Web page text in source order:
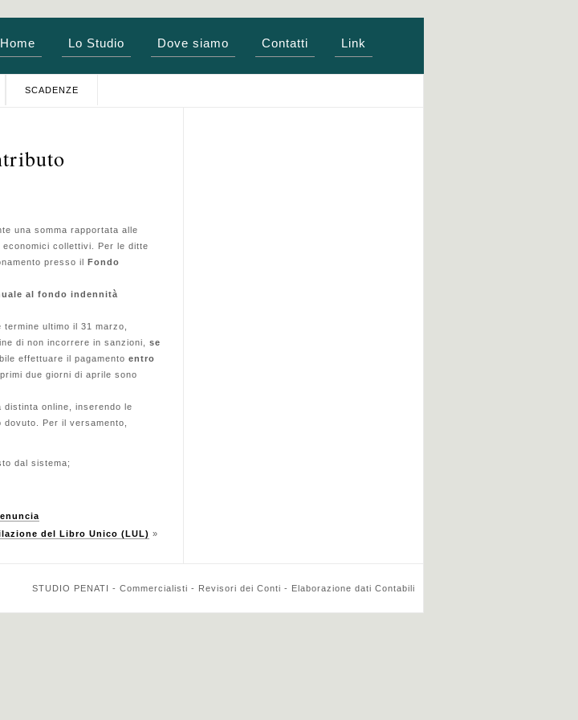
Home Lo Studio Dove siamo Contatti Link
SCADENZE
una somma rapportata alle
collettivi. Per le ditte
presso il Fondo
al fondo indennità
ultimo il 31 marzo,
di non incorrere in sanzioni, se
effettuare il pagamento entro
due giorni di aprile sono
distinta online, inserendo le
Per il versamento,
dal sistema;
del Libro Unico (LUL) »
STUDIO PENATI - Commercialisti - Revisori dei Conti - Elaborazione dati Contabili